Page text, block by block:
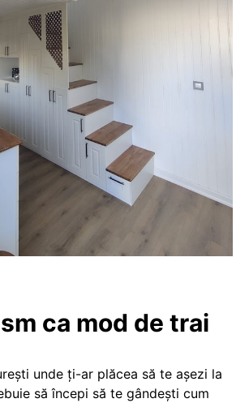
ca mod de trai
unde ți-ar plăcea să te așezi la
să începi să te gândești cum